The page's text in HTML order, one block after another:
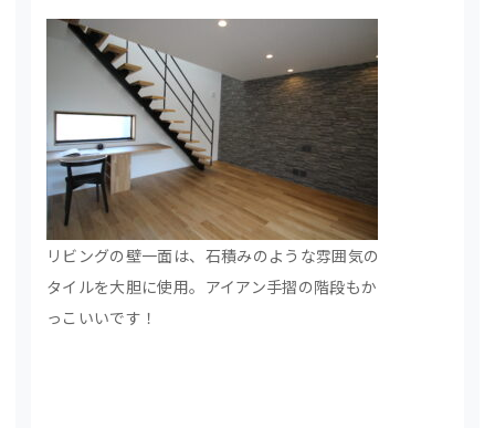
リビングの壁一面は、石積みのような雰囲気の
タイルを大胆に使用。アイアン手摺の階段もか
っこいいです！